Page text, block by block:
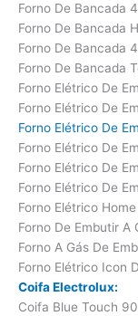
Forno De Bancada
Forno De Bancada
Forno De Bancada
Forno De Bancada
Forno Elétrico De
Forno Elétrico De
Forno Elétrico De
Forno Elétrico De
Forno Elétrico De
Forno Elétrico De
Forno Elétrico
Forno De Embutir A
Forno A Gás De
Forno Elétrico Icon
Coifa Electrolux:
Coifa Blue Touch